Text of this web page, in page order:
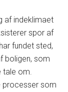
af indeklimaet
spor af
fundet sted,
boligen, som
tale om.
processer som